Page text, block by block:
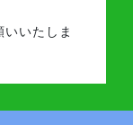
いいたしま